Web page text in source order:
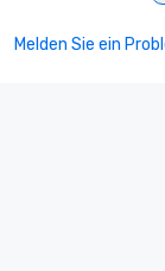
those
For added
Melden Sie ein